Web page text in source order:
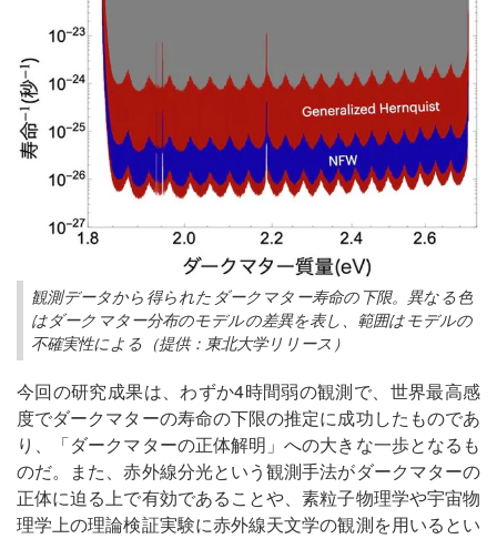
観測データから得られたダークマター寿命の下限。異なる色
はダークマター分布のモデルの差異を表し、範囲はモデルの
不確実性による（提供：東北大学リリース）
今回の研究成果は、わずか4時間弱の観測で、世界最高感
度でダークマターの寿命の下限の推定に成功したものであ
り、「ダークマターの正体解明」への大きな一歩となるも
のだ。また、赤外線分光という観測手法がダークマターの
正体に迫る上で有効であることや、素粒子物理学や宇宙物
理学上の理論検証実験に赤外線天文学の観測を用いるとい